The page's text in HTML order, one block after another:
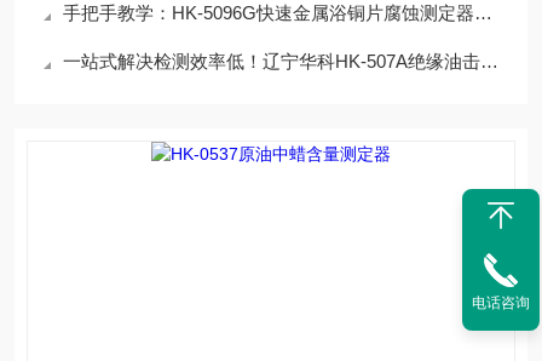
手把手教学：HK-5096G快速金属浴铜片腐蚀测定器操作技巧，提升数据精准度
一站式解决检测效率低！辽宁华科HK-507A绝缘油击穿电压测定器解决方案
电话咨询